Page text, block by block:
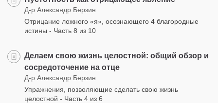
Д-р Александр Берзин
Отрицание ложного «я», осознающего 4 благородные
истины - Часть 8 из 10
Делаем свою жизнь целостной: общий обзор и
сосредоточение на отце
Д-р Александр Берзин
Упражнения, позволяющие сделать свою жизнь
целостной - Часть 4 из 6